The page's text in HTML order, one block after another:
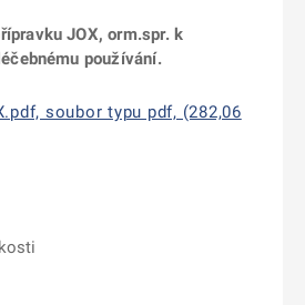
JOX, orm.spr. k
používání.
soubor typu pdf, (282,06